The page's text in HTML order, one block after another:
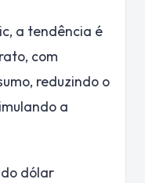
a tendência é
com
reduzindo o
a
dólar